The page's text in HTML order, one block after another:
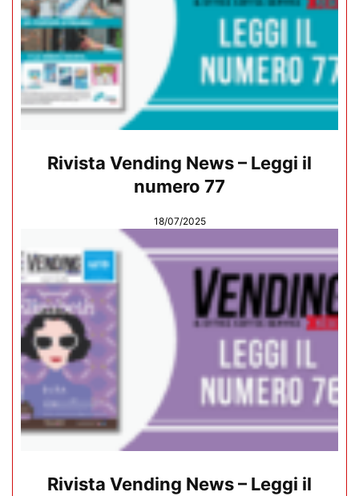
Rivista Vending News – Leggi il
numero 77
18/07/2025
Rivista Vending News – Leggi il